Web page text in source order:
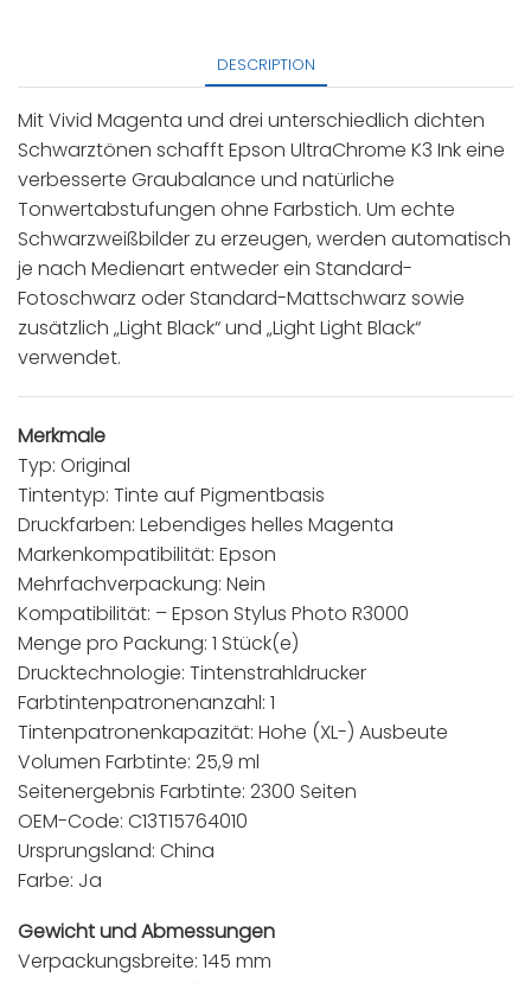
DESCRIPTION
Mit Vivid Magenta und drei unterschiedlich dichten
Schwarztönen schafft Epson UltraChrome K3 Ink eine
verbesserte Graubalance und natürliche
Tonwertabstufungen ohne Farbstich. Um echte
Schwarzweißbilder zu erzeugen, werden automatisch
je nach Medienart entweder ein Standard-
Fotoschwarz oder Standard-Mattschwarz sowie
zusätzlich „Light Black“ und „Light Light Black“
verwendet.
Merkmale
Typ: Original
Tintentyp: Tinte auf Pigmentbasis
Druckfarben: Lebendiges helles Magenta
Markenkompatibilität: Epson
Mehrfachverpackung: Nein
Kompatibilität: – Epson Stylus Photo R3000
Menge pro Packung: 1 Stück(e)
Drucktechnologie: Tintenstrahldrucker
Farbtintenpatronenanzahl: 1
Tintenpatronenkapazität: Hohe (XL-) Ausbeute
Volumen Farbtinte: 25,9 ml
Seitenergebnis Farbtinte: 2300 Seiten
OEM-Code: C13T15764010
Ursprungsland: China
Farbe: Ja
Gewicht und Abmessungen
Verpackungsbreite: 145 mm